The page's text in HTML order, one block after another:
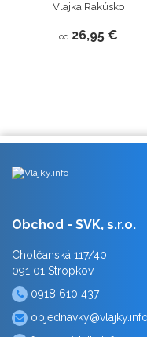
Vlajka Rakúsko
od 26,95 €
Obchod - SVK, s.r.o.
Chotčanská 117/40
091 01 Stropkov
0918 610 437
objednavky@vlajky.info